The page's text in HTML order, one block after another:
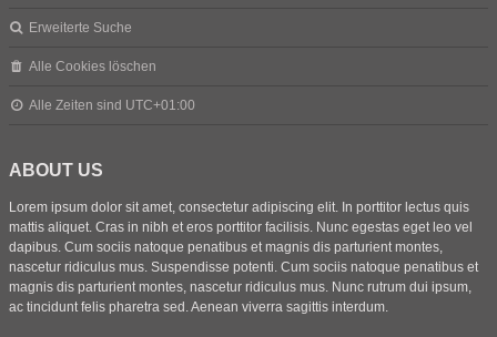
Erweiterte Suche
Alle Cookies löschen
Alle Zeiten sind UTC+01:00
ABOUT US
Lorem ipsum dolor sit amet, consectetur adipiscing elit. In porttitor lectus quis
mattis aliquet. Cras in nibh et eros porttitor facilisis. Nunc egestas eget leo vel
dapibus. Cum sociis natoque penatibus et magnis dis parturient montes,
nascetur ridiculus mus. Suspendisse potenti. Cum sociis natoque penatibus et
magnis dis parturient montes, nascetur ridiculus mus. Nunc rutrum dui ipsum,
ac tincidunt felis pharetra sed. Aenean viverra sagittis interdum.